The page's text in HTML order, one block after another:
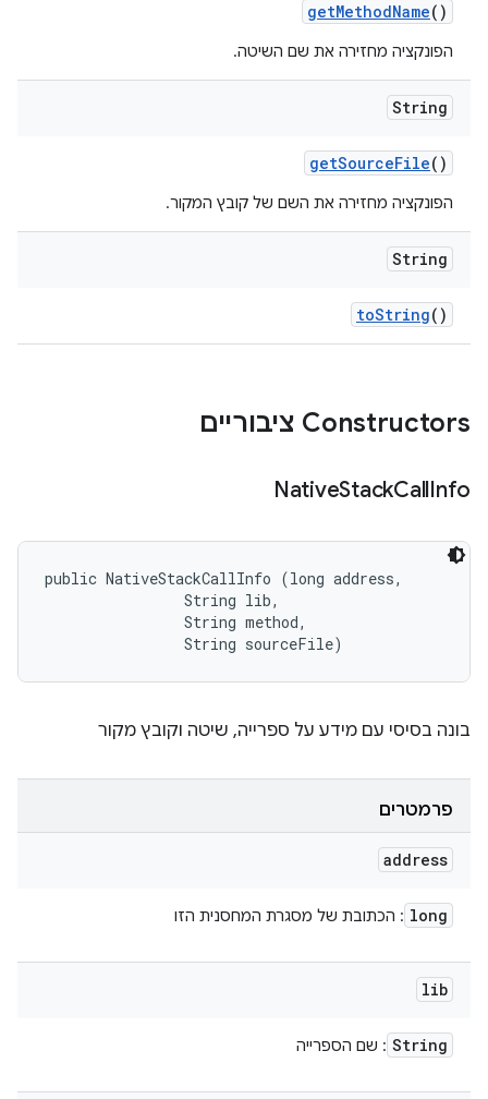
getMethodName()
הפונקציה מחזירה את שם השיטה.
String
getSourceFile()
הפונקציה מחזירה את השם של קובץ המקור.
String
toString()
Constructors ציבוריים
NativeStackCallInfo
public NativeStackCallInfo (long address,
                String lib,
                String method,
                String sourceFile)
בונה בסיסי עם מידע על ספרייה, שיטה וקובץ מקור
פרמטרים
address
long : הכתובת של מסגרת המחסנית הזו
lib
String : שם הספרייה